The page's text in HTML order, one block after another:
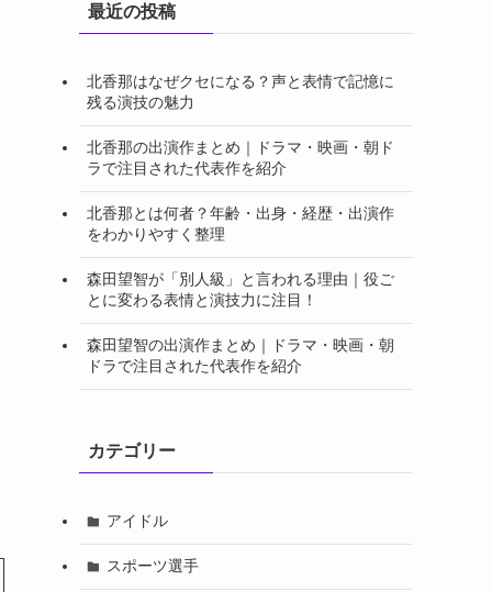
最近の投稿
北香那はなぜクセになる？声と表情で記憶に
残る演技の魅力
北香那の出演作まとめ｜ドラマ・映画・朝ド
ラで注目された代表作を紹介
北香那とは何者？年齢・出身・経歴・出演作
をわかりやすく整理
森田望智が「別人級」と言われる理由｜役ご
とに変わる表情と演技力に注目！
森田望智の出演作まとめ｜ドラマ・映画・朝
ドラで注目された代表作を紹介
カテゴリー
アイドル
スポーツ選手